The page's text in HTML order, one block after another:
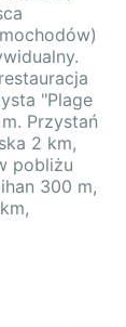
"Plage
Przystań
2 km,
pobliżu
300 m,